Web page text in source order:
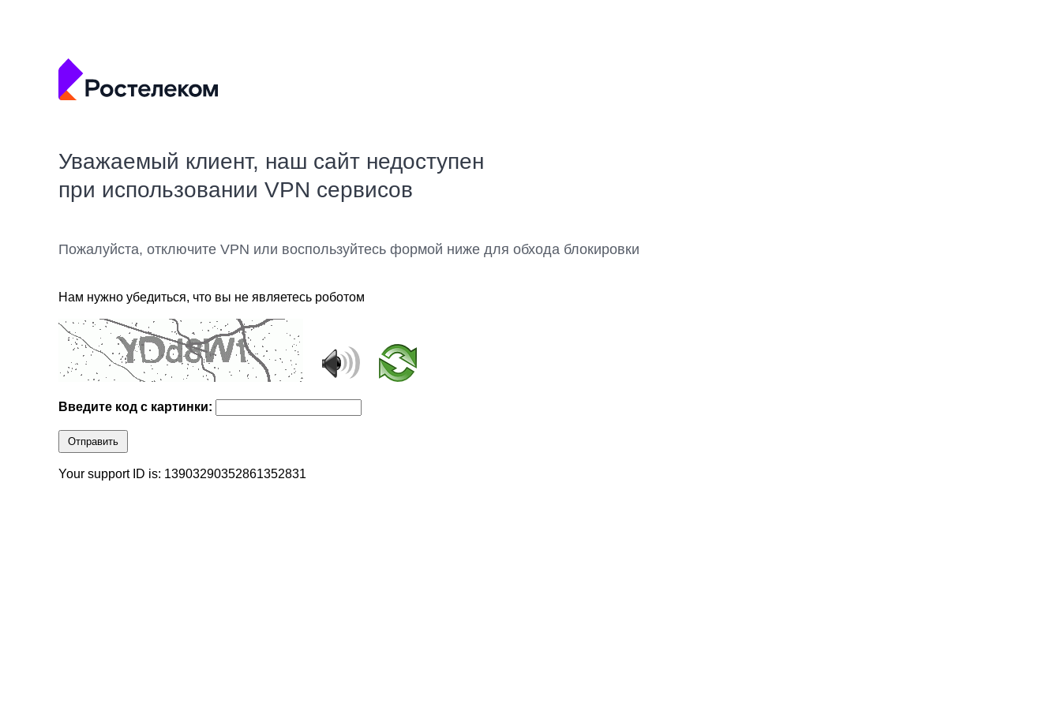
Уважаемый клиент, наш сайт недоступен
при использовании VPN сервисов
Пожалуйста, отключите VPN или воспользуйтесь формой ниже для обхода блокировки
Нам нужно убедиться, что вы не являетесь роботом
Введите код с картинки:
Отправить
Your support ID is: 13903290352861352831